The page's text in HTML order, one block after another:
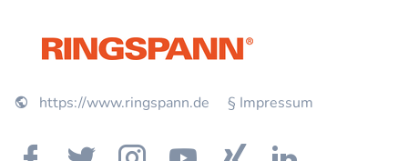
https://www.ringspann.de § Impressum